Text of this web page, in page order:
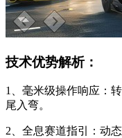
技术优势解析：
1、毫米级操作响应：
尾入弯。
2、全息赛道指引：动